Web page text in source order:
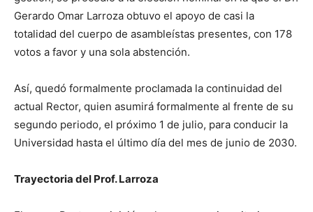
Gerardo Omar Larroza obtuvo el apoyo de casi la
totalidad del cuerpo de asambleístas presentes, con 178
votos a favor y una sola abstención.
Así, quedó formalmente proclamada la continuidad del
actual Rector, quien asumirá formalmente al frente de su
segundo periodo, el próximo 1 de julio, para conducir la
Universidad hasta el último día del mes de junio de 2030.
Trayectoria del Prof. Larroza